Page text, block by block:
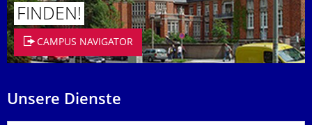
FINDEN!
CAMPUS NAVIGATOR
Unsere Dienste